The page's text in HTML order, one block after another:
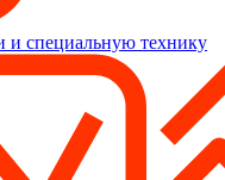
и специальную технику